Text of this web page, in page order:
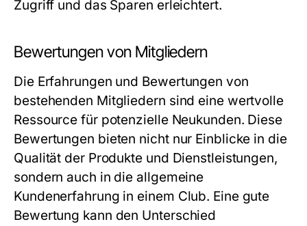
Zugriff und das Sparen erleichtert.
Bewertungen von Mitgliedern
Die Erfahrungen und Bewertungen von
bestehenden Mitgliedern sind eine wertvolle
Ressource für potenzielle Neukunden. Diese
Bewertungen bieten nicht nur Einblicke in die
Qualität der Produkte und Dienstleistungen,
sondern auch in die allgemeine
Kundenerfahrung in einem Club. Eine gute
Bewertung kann den Unterschied